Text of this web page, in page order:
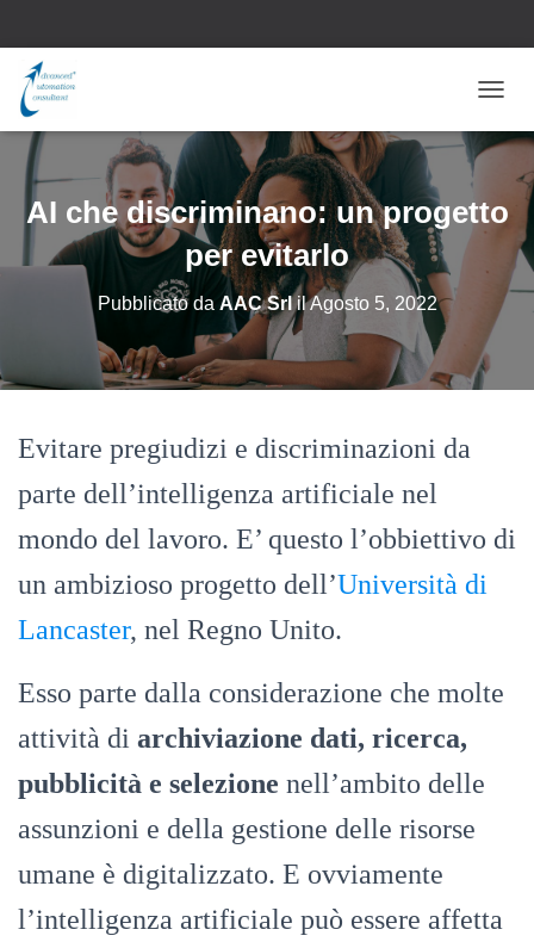
A
V
A
N
E
AI che discriminano: un progetto
per evitarlo
Pubblicato da AAC SrlilAgosto 5, 2022
Evitare pregiudizi e discriminazioni da
parte dell’intelligenza artificiale nel
mondo del lavoro. E’ questo l’obbiettivo di
un ambizioso progetto dell’Università di
Lancaster, nel Regno Unito.
Esso parte dalla considerazione che molte
attività di archiviazione dati, ricerca,
pubblicità e selezione nell’ambito delle
assunzioni e della gestione delle risorse
umane è digitalizzato. E ovviamente
l’intelligenza artificiale può essere affetta